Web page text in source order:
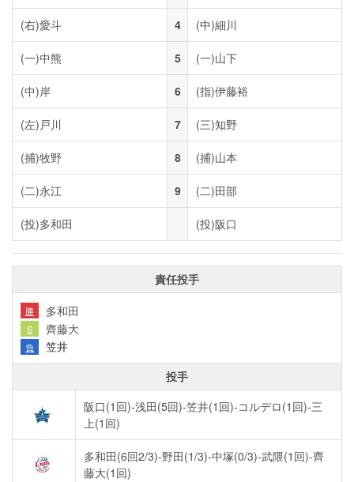
(右)愛斗 4 (中)細川
(一)中熊 5 (一)山下
(中)岸 6 (指)伊藤裕
(左)戸川 7 (三)知野
(捕)牧野 8 (捕)山本
(二)永江 9 (二)田部
(投)多和田 (投)阪口
責任投手
勝 多和田
S 齊藤大
負
笠井
投手
阪口(1回)-浅田(5回)-笠井(1回)-コルデロ(1回)-三
上(1回)
多和田(6回2/3)-野田(1/3)-中塚(0/3)-武隈(1回)-齊
藤大(1回)